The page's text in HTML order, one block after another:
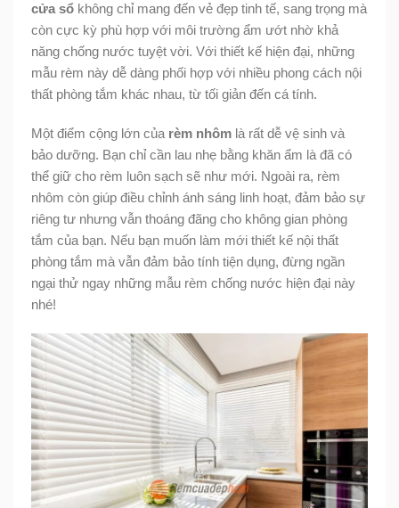
cửa sổ không chỉ mang đến vẻ đẹp tinh tế, sang trọng mà
còn cực kỳ phù hợp với môi trường ẩm ướt nhờ khả
năng chống nước tuyệt vời. Với thiết kế hiện đại, những
mẫu rèm này dễ dàng phối hợp với nhiều phong cách nội
thất phòng tắm khác nhau, từ tối giản đến cá tính.
Một điểm cộng lớn của rèm nhôm là rất dễ vệ sinh và
bảo dưỡng. Bạn chỉ cần lau nhẹ bằng khăn ẩm là đã có
thể giữ cho rèm luôn sạch sẽ như mới. Ngoài ra, rèm
nhôm còn giúp điều chỉnh ánh sáng linh hoạt, đảm bảo sự
riêng tư nhưng vẫn thoáng đãng cho không gian phòng
tắm của bạn. Nếu bạn muốn làm mới thiết kế nội thất
phòng tắm mà vẫn đảm bảo tính tiện dụng, đừng ngần
ngại thử ngay những mẫu rèm chống nước hiện đại này
nhé!